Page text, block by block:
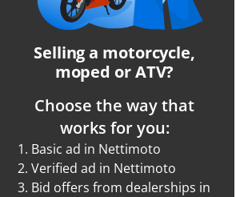
Selling a motorcycle,
moped or ATV?
Choose the way that
works for you:
1. Basic ad in Nettimoto
2. Verified ad in Nettimoto
3. Bid offers from dealerships in